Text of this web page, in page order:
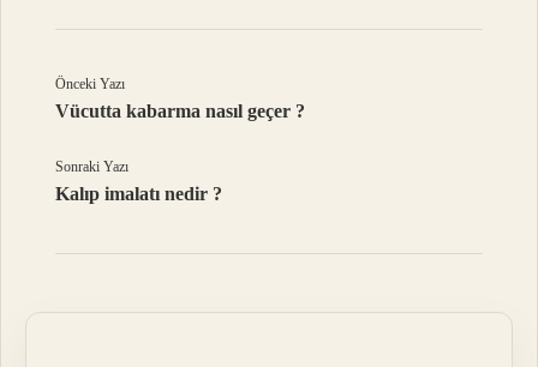
Önceki Yazı
Vücutta kabarma nasıl geçer ?
Sonraki Yazı
Kalıp imalatı nedir ?